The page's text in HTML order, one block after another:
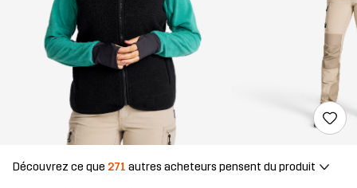
Découvrez ce que 271 autres acheteurs pensent du produit